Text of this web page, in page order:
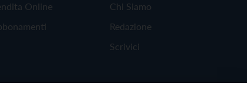
Online
Chi Siamo
Redazione
Scrivici